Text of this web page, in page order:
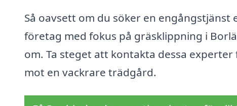
Så oavsett om du söker en
företag med fokus på gräsklippning i
om. Ta steget att kontakta dessa
mot en vackrare trädgård.